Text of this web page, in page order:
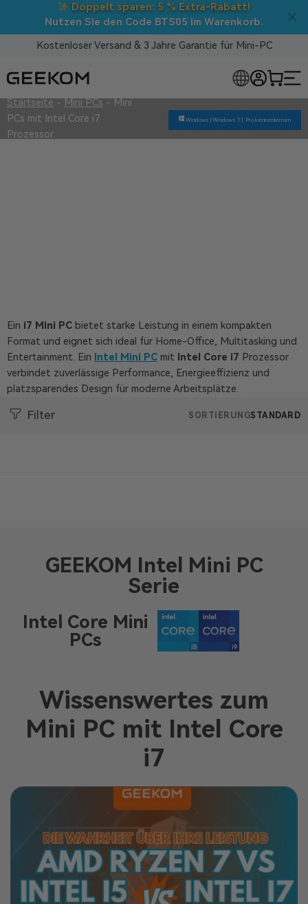
Back to School: Direktabzüge auf ALLE Mini-PCs!
Kostenloser Versand & 3 Jahre Garantie für Mini-PC
Startseite - Mini PCs - Mini
PCs mit Intel Core i7
Prozessor
Windows | Windows 11 Pro kennenlernen
Ein i7 Mini PC bietet starke Leistung in einem kompakten
Format und eignet sich ideal für Home-Office, Multitasking und
Entertainment. Ein Intel Mini PC mit Intel Core i7 Prozessor
verbindet zuverlässige Performance, Energieeffizienz und
platzsparendes Design für moderne Arbeitsplätze.
Filter SORTIERUNGSTANDARD
GEEKOM Intel Mini PC
Serie
Intel Core Mini
PCs
Wissenswertes zum
Mini PC mit Intel Core
i7
MINI-PCS